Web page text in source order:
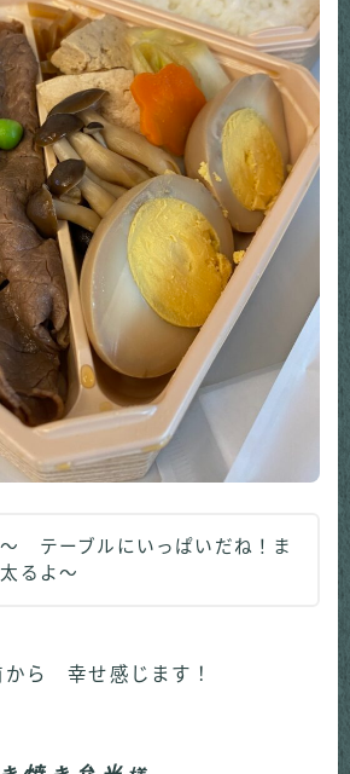
～ テーブルにいっぱいだね！ま
るよ～
ら 幸せ感じます！